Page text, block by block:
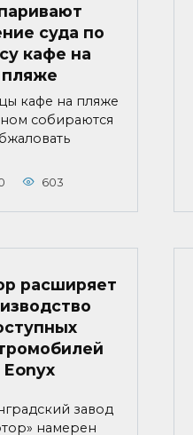
суда по
кафе на
пляже
кафе на пляже
собираются
603
расширяет
Eonyx
завод
намерен